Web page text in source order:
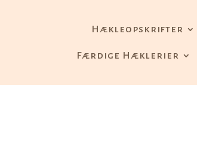
Hækleopskrifter
Færdige Hæklerier